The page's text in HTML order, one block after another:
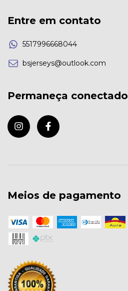
Entre em contato
5517996668044
bsjerseys@outlook.com
Permaneça conectado
Meios de pagamento